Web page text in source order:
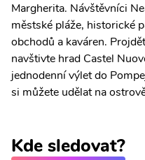
Margherita. Návštěvníci
městské pláže, historické
obchodů a kaváren.
navštivte hrad Castel
jednodenní výlet do
si můžete udělat na
Kde sledovat?